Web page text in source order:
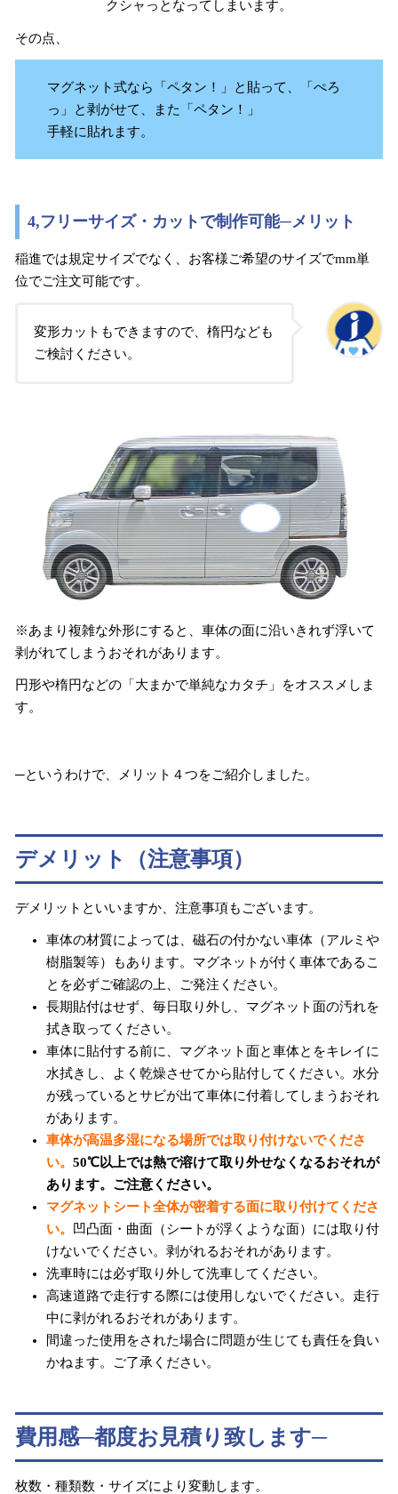
クシャっとなってしまいます。
その点、
マグネット式なら「ペタン！」と貼って、「ぺろ
っ」と剥がせて、また「ペタン！」
手軽に貼れます。
4,フリーサイズ・カットで制作可能─メリット
稲進では規定サイズでなく、お客様ご希望のサイズでmm単
位でご注文可能です。
変形カットもできますので、楕円なども
ご検討ください。
※あまり複雑な外形にすると、車体の面に沿いきれず浮いて
剥がれてしまうおそれがあります。
円形や楕円などの「大まかで単純なカタチ」をオススメしま
す。
─というわけで、メリット４つをご紹介しました。
デメリット（注意事項）
デメリットといいますか、注意事項もございます。
車体の材質によっては、磁石の付かない車体（アルミや
樹脂製等）もあります。マグネットが付く車体であるこ
とを必ずご確認の上、ご発注ください。
長期貼付はせず、毎日取り外し、マグネット面の汚れを
拭き取ってください。
車体に貼付する前に、マグネット面と車体とをキレイに
水拭きし、よく乾燥させてから貼付してください。水分
が残っているとサビが出て車体に付着してしまうおそれ
があります。
車体が高温多湿になる場所では取り付けないでくださ
い。50℃以上では熱で溶けて取り外せなくなるおそれが
あります。ご注意ください。
マグネットシート全体が密着する面に取り付けてくださ
い。 凹凸面・曲面（シートが浮くような面）には取り付
けないでください。剥がれるおそれがあります。
洗車時には必ず取り外して洗車してください。
高速道路で走行する際には使用しないでください。走行
中に剥がれるおそれがあります。
間違った使用をされた場合に問題が生じても責任を負い
かねます。ご了承ください。
費用感─都度お見積り致します─
枚数・種類数・サイズにより変動します。